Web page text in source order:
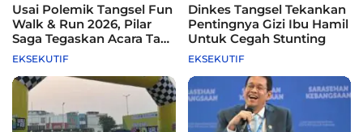
Usai Polemik Tangsel Fun
Walk & Run 2026, Pilar
Saga Tegaskan Acara Tak
Difasilitasi Pemkot
EKSEKUTIF
Dinkes Tangsel Tekankan
Pentingnya Gizi Ibu Hamil
Untuk Cegah Stunting
EKSEKUTIF